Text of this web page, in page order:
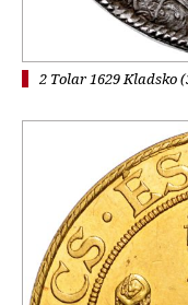
2 Tolar 1629 Kladsko